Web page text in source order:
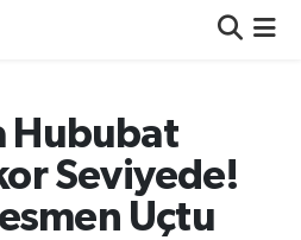
Hububat
Seviyede!
Uçtu